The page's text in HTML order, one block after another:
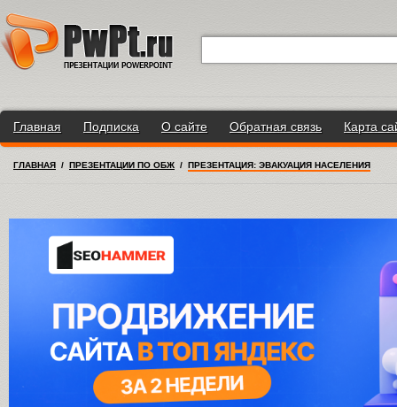
Главная Подписка О сайте Обратная связь Карта
ГЛАВНАЯ / ПРЕЗЕНТАЦИИ ПО ОБЖ / ПРЕЗЕНТАЦИЯ: ЭВАКУАЦИЯ НАСЕЛЕНИЯ